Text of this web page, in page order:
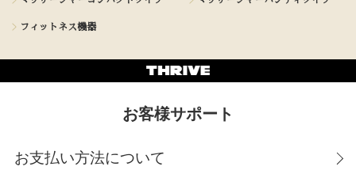
フィットネス機器
お客様サポート
お支払い方法について